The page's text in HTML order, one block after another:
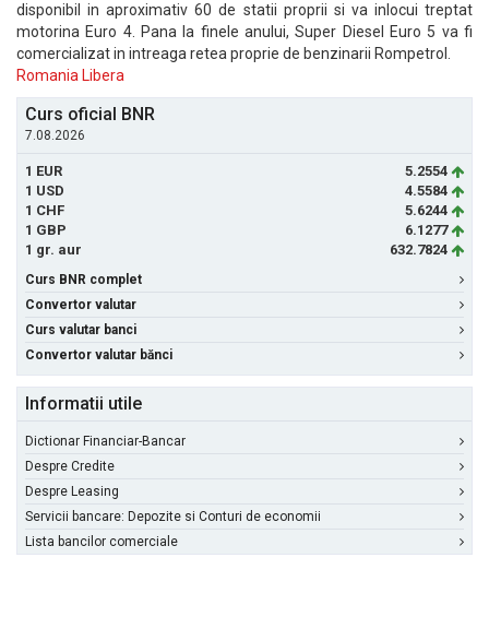
disponibil in aproximativ 60 de statii proprii si va inlocui treptat
motorina Euro 4. Pana la finele anului, Super Diesel Euro 5 va fi
comercializat in intreaga retea proprie de benzinarii Rompetrol.
Romania Libera
Curs oficial BNR
7.08.2026
1 EUR
5.2554
1 USD
4.5584
1 CHF
5.6244
1 GBP
6.1277
1 gr. aur
632.7824
Curs BNR complet
Convertor valutar
Curs valutar banci
Convertor valutar bănci
Informatii utile
Dictionar Financiar-Bancar
Despre Credite
Despre Leasing
Servicii bancare: Depozite si Conturi de economii
Lista bancilor comerciale